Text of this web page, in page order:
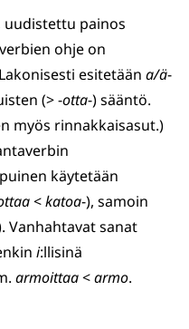
uudistettu painos
ohje on
esitetään a/ä-
(> -otta-) sääntö.
myös rinnakkaisasut.)
käytetään
<katoa-), samoin
Vanhahtavat sanat
i:llisinä
armoittaa<armo.